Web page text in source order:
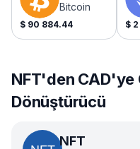
Bitcoin
$ 90 884.44 $
NFT'den CAD'ye
Dönüştürücü
NFT